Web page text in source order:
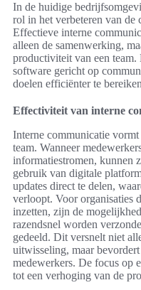
In de huidige
rol in het verbeteren van de
Effectieve interne
alleen de samenwerking,
productiviteit van een team.
software gericht op
doelen efficiënter te
Effectiviteit van interne
Interne communicatie
team. Wanneer
informatiestromen, kunnen
gebruik van digitale
updates direct te delen,
verloopt. Voor organisaties
inzetten, zijn de
razendsnel worden
gedeeld. Dit versnelt niet
uitwisseling, maar
medewerkers. De focus op
tot een verhoging van de